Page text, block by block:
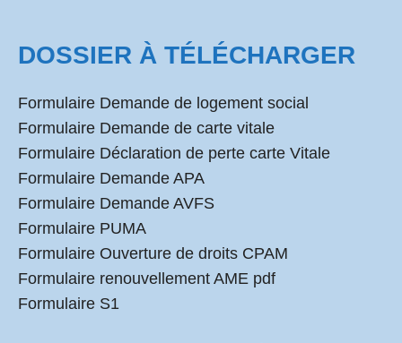
DOSSIER À TÉLÉCHARGER
Formulaire Demande de logement social
Formulaire Demande de carte vitale
Formulaire Déclaration de perte carte Vitale
Formulaire Demande APA
Formulaire Demande AVFS
Formulaire PUMA
Formulaire Ouverture de droits CPAM
Formulaire renouvellement AME pdf
Formulaire S1